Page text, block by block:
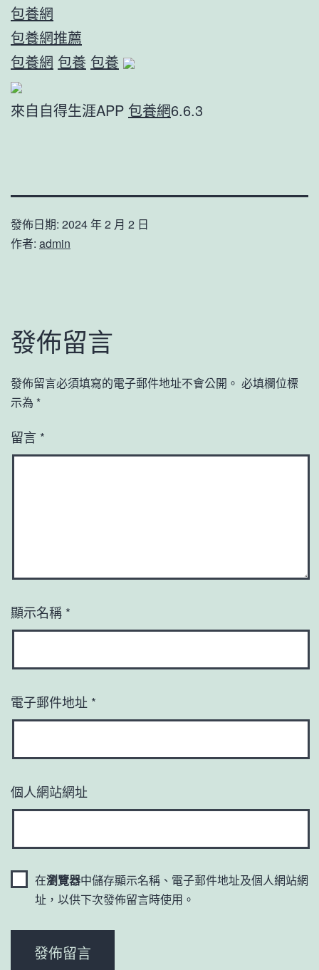
包養網
包養網推薦
包養網 包養 包養
來自自得生涯APP 包養網6.6.3
發佈日期: 2024 年 2 月 2 日
作者: admin
發佈留言
發佈留言必須填寫的電子郵件地址不會公開。 必填欄位標
示為 *
留言 *
顯示名稱 *
電子郵件地址 *
個人網站網址
在瀏覽器中儲存顯示名稱、電子郵件地址及個人網站網
址，以供下次發佈留言時使用。